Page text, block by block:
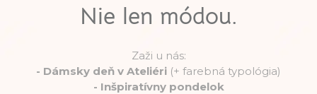
Nie len módou.
Zaži u nás:
- Dámsky deň v Ateliéri (+ farebná typológia)
- Inšpiratívny pondelok